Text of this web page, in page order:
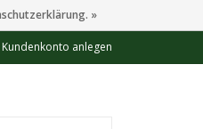
anlegen
»